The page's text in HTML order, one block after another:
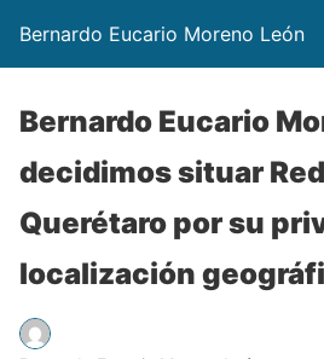
Bernardo Eucario Moreno León
Bernardo Eucario
decidimos situar
Querétaro por su
localización